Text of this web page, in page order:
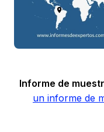
Informe de
un informe de